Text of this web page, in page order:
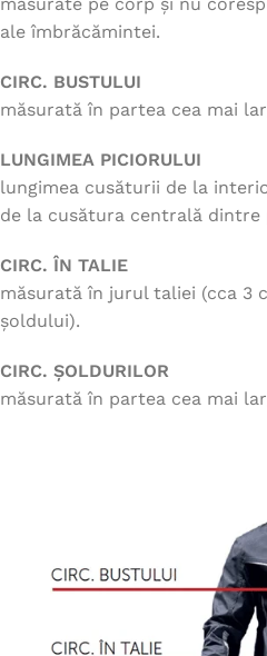
ale îmbrăcămintei.
CIRC. BUSTULUI
măsurată în partea cea mai
LUNGIMEA PICIORULUI
lungimea cusăturii de la
de la cusătura centrală dintre
CIRC. ÎN TALIE
măsurată în jurul taliei (cca 3
șoldului).
CIRC. ȘOLDURILOR
măsurată în partea cea mai